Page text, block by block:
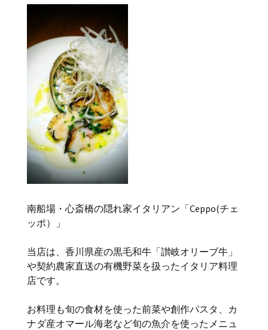
南船場・心斎橋の隠れ家イタリアン「Ceppo(チェ
ッポ）」
当店は、香川県産の黒毛和牛「讃岐オリーブ牛」
や契約農家直送の有機野菜を扱ったイタリア料理
店です。
お料理も旬の食材を使った前菜や創作パスタ、カ
ナダ産オマール海老など旬の魚介を使ったメニュ